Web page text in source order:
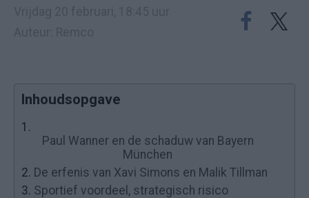
Inhoudsopgave
1.
Paul Wanner en de schaduw van Bayern
München
2. De erfenis van Xavi Simons en Malik Tillman
3. Sportief voordeel, strategisch risico